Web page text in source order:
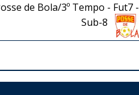
de Bola/3º Tempo - Fut7 -
Sub-8